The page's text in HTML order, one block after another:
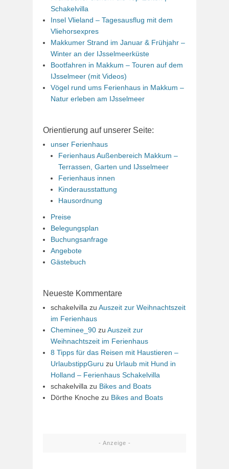
Schakelvilla
Insel Vlieland – Tagesausflug mit dem
Vliehorsexpres
Makkumer Strand im Januar & Frühjahr –
Winter an der IJsselmeerküste
Bootfahren in Makkum – Touren auf dem
IJsselmeer (mit Videos)
Vögel rund ums Ferienhaus in Makkum –
Natur erleben am IJsselmeer
Orientierung auf unserer Seite:
unser Ferienhaus
Ferienhaus Außenbereich Makkum –
Terrassen, Garten und IJsselmeer
Ferienhaus innen
Kinderausstattung
Hausordnung
Preise
Belegungsplan
Buchungsanfrage
Angebote
Gästebuch
Neueste Kommentare
schakelvilla zu Auszeit zur Weihnachtszeit
im Ferienhaus
Cheminee_90 zu Auszeit zur
Weihnachtszeit im Ferienhaus
8 Tipps für das Reisen mit Haustieren –
UrlaubstippGuru zu Urlaub mit Hund in
Holland – Ferienhaus Schakelvilla
schakelvilla zu Bikes and Boats
Dörthe Knoche zu Bikes and Boats
- Anzeige -